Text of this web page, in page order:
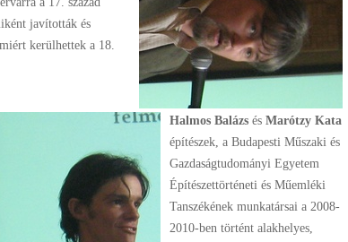
javították és
kerülhettek a 18.
Halmos Balázs és Marótzy Kata
építészek, a Budapesti Műszaki és
Gazdaságtudományi Egyetem
Építészettörténeti és Műemléki
Tanszékének munkatársai a 2008-
2010-ben történt alakhelyes,